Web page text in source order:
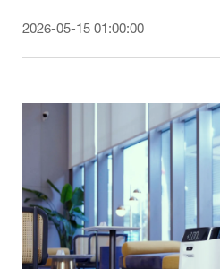
2026-05-15 01:00:00